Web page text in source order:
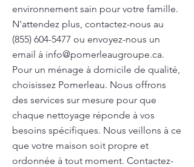
environnement sain pour votre famille.
N'attendez plus, contactez-nous au
(855) 604-5477 ou envoyez-nous un
email à info@pomerleaugroupe.ca.
Pour un ménage à domicile de qualité,
choisissez Pomerleau. Nous offrons
des services sur mesure pour que
chaque nettoyage réponde à vos
besoins spécifiques. Nous veillons à ce
que votre maison soit propre et
ordonnée à tout moment. Contactez-